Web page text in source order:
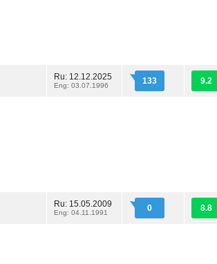
Ru: 12.12.2025
Eng: 03.07.1996 133 9.2
Ru: 15.05.2009
Eng: 04.11.1991 0 8.8